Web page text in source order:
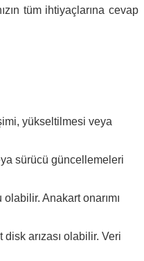
tüm ihtiyaçlarına cevap
yükseltilmesi veya
sürücü güncellemeleri
Anakart onarımı
arızası olabilir. Veri